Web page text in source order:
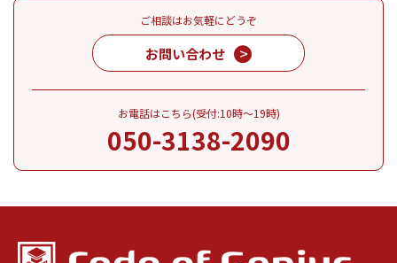
ご相談はお気軽にどうぞ
お問い合わせ
お電話はこちら(受付:10時～19時)
050-3138-2090